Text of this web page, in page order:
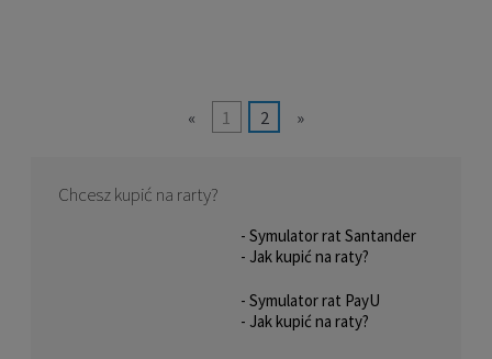
« 1 2 »
Chcesz kupić na rarty?
- Symulator rat Santander
- Jak kupić na raty?
- Symulator rat PayU
- Jak kupić na raty?